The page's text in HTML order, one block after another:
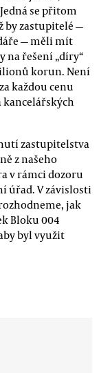
se přitom
by zastupitelé —
— měli mít
na řešení „díry“
korun. Není
každou cenu
kancelářských
zastupitelstva
z našeho
v rámci dozoru
úřad. V závislosti
jak
Bloku 004
byl využit